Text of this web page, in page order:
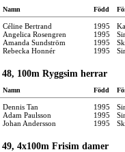
Namn Född
Céline Bertrand 1995
Angelica Rosengren 1995
Amanda Sundström 1995
Rebecka Honnér 1995
100m Ryggsim herrar
Namn Född
Dennis Tan 1995
Adam Paulsson 1995
Johan Andersson 1995
4x100m Frisim damer